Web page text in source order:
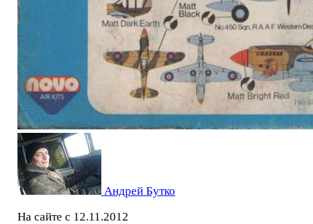
Андрей Бутко
На сайте с 12.11.2012